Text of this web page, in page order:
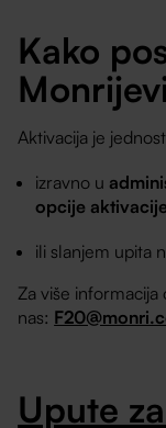
Kako
Aktivacija je
izravno u
opcije
ili slanjem upita
Za više informacija
nas:
Upute